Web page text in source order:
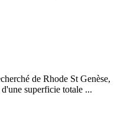
de Rhode St Genèse,
superficie totale ...